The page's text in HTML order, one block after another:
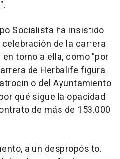
Socialista ha insistido
de la carrera
torno a ella, como "por
de Herbalife figura
del Ayuntamiento
qué sigue la opacidad
de más de 153.000
a un despropósito.